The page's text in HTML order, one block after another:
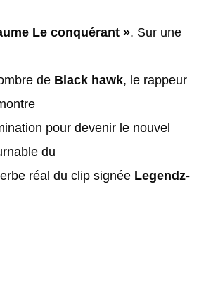
Le conquérant ». Sur une
de Black hawk, le rappeur
pour devenir le nouvel
du
réal du clip signée Legendz-